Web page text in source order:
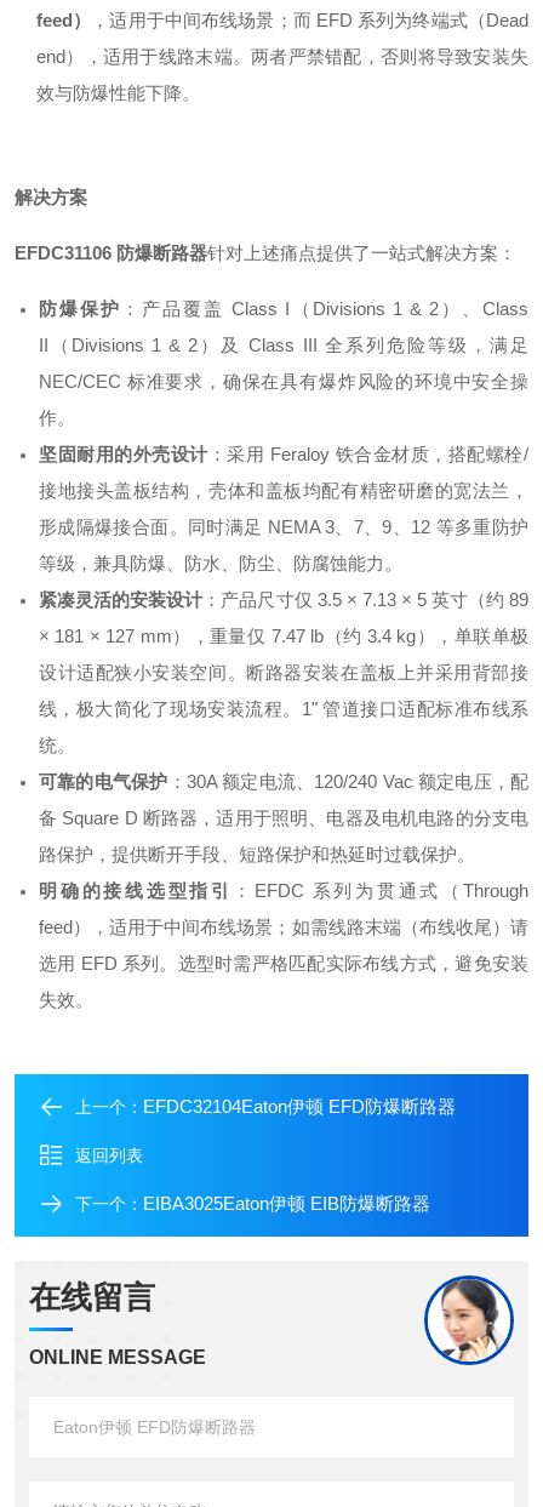
feed）
，适用于中间布线场景；而 EFD 系列为终端式（Dead
end），适用于线路末端。两者严禁错配，否则将导致安装失
效与防爆性能下降。
解决方案
EFDC31106 防爆断路器针对上述痛点提供了一站式解决方案：
防爆保护 ：产品覆盖 Class I（Divisions 1 & 2）、Class
II（Divisions 1 & 2）及 Class III 全系列危险等级，满足
NEC/CEC 标准要求 ，确保在具有爆炸风险的环境中安全操
作。
坚固耐用的外壳设计 ：采用 Feraloy 铁合金材质，搭配螺栓/
接地接头盖板结构，壳体和盖板均配有精密研磨的宽法兰，
形成隔爆接合面。同时满足 NEMA 3、7、9、12 等多重防护
等级 ，兼具防爆、防水、防尘、防腐蚀能力。
紧凑灵活的安装设计 ：产品尺寸仅 3.5 × 7.13 × 5 英寸（约 89
× 181 × 127 mm），重量仅 7.47 lb（约 3.4 kg）
，单联单极
设计适配狭小安装空间。断路器安装在盖板上并采用背部接
线，极大简化了现场安装流程。1" 管道接口适配标准布线系
统。
可靠的电气保护 ：30A 额定电流、120/240 Vac 额定电压 ，配
备 Square D 断路器 ，适用于照明、电器及电机电路的分支电
路保护，提供断开手段、短路保护和热延时过载保护。
明确的接线选型指引
：EFDC 系列为贯通式（Through
feed），适用于中间布线场景；如需线路末端（布线收尾）请
选用 EFD 系列 。选型时需严格匹配实际布线方式，避免安装
失效。
上一个： EFDC32104Eaton伊顿 EFD防爆断路器
返回列表
下一个： EIBA3025Eaton伊顿 EIB防爆断路器
在线留言
ONLINE MESSAGE